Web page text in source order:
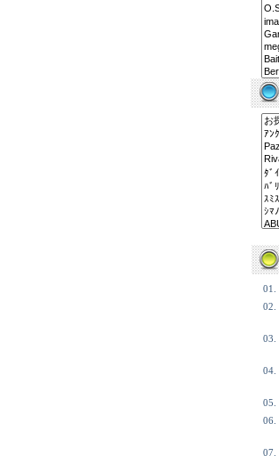
01.
02.
03.
04.
05.
06.
07.